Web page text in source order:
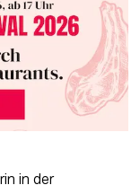
in der